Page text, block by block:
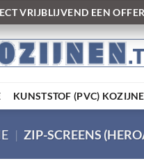
VRIJBLIJVEND EEN
KUNSTSTOF (PVC)
| ZIP-SCREENS